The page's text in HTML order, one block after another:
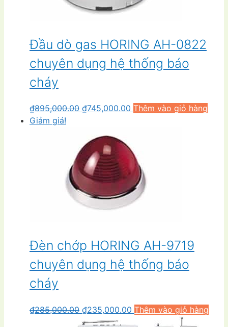
Đầu dò gas HORING AH-0822
chuyên dụng hệ thống báo
cháy
₫895,000.00 Giá
₫895,000.00.
₫745,000.00 Giá
là:
₫745,000.00.
Thêm vào giỏ hàng
Giảm giá!
Đèn chớp HORING AH-9719
chuyên dụng hệ thống báo
cháy
₫285,000.00 Giá
gốc
₫235,000.00 Giá
Thêm vào giỏ hàng